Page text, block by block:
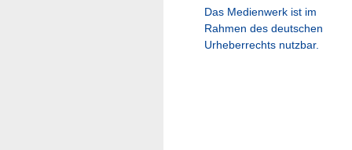
Das Medienwerk ist im
Rahmen des deutschen
Urheberrechts nutzbar.